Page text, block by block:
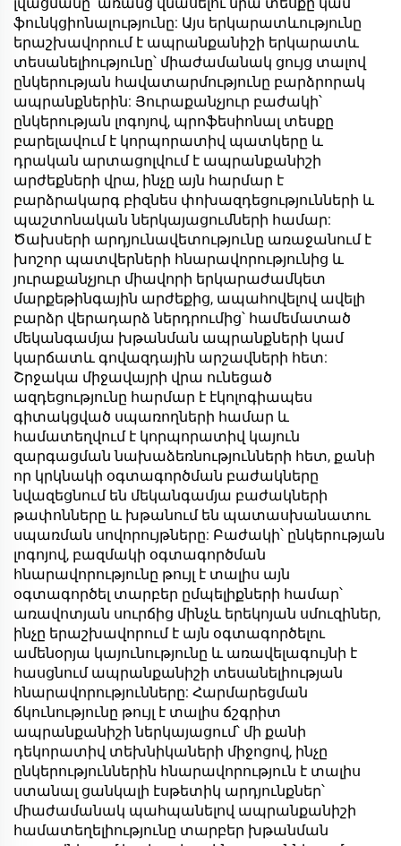
ֆունկցիոնալությունը: Այս երկարատևությունը
երաշխավորում է ապրանքանիշի երկարատև
տեսանելիությունը՝ միաժամանակ ցույց տալով
ընկերության հավատարմությունը բարձրորակ
ապրանքներին: Յուրաքանչյուր բաժակի՝
ընկերության լոգոյով, պրոֆեսիոնալ տեսքը
բարելավում է կորպորատիվ պատկերը և
դրական արտացոլվում է ապրանքանիշի
արժեքների վրա, ինչը այն հարմար է
բարձրակարգ բիզնես փոխազդեցությունների և
պաշտոնական ներկայացումների համար:
Ծախսերի արդյունավետությունը առաջանում է
խոշոր պատվերների հնարավորությունից և
յուրաքանչյուր միավորի երկարաժամկետ
մարքեթինգային արժեքից, ապահովելով ավելի
բարձր վերադարձ ներդրումից՝ համեմատած
մեկանգամյա խթանման ապրանքների կամ
կարճատև գովազդային արշավների հետ:
Շրջակա միջավայրի վրա ունեցած
ազդեցությունը հարմար է էկոլոգիապես
գիտակցված սպառողների համար և
համատեղվում է կորպորատիվ կայուն
զարգացման նախաձեռնությունների հետ, քանի
որ կրկնակի օգտագործման բաժակները
նվազեցնում են մեկանգամյա բաժակների
թափոնները և խթանում են պատասխանատու
սպառման սովորույթները: Բաժակի՝ ընկերության
լոգոյով, բազմակի օգտագործման
հնարավորությունը թույլ է տալիս այն
օգտագործել տարբեր ըմպելիքների համար՝
առավոտյան սուրճից մինչև երեկոյան սմուզիներ,
ինչը երաշխավորում է այն օգտագործելու
ամենօրյա կայունությունը և առավելագույնի է
հասցնում ապրանքանիշի տեսանելիության
հնարավորությունները: Հարմարեցման
ճկունությունը թույլ է տալիս ճշգրիտ
ապրանքանիշի ներկայացում՝ մի քանի
դեկորատիվ տեխնիկաների միջոցով, ինչը
ընկերություններին հնարավորություն է տալիս
ստանալ ցանկալի էսթետիկ արդյունքներ՝
միաժամանակ պահպանելով ապրանքանիշի
համատեղելիությունը տարբեր խթանման